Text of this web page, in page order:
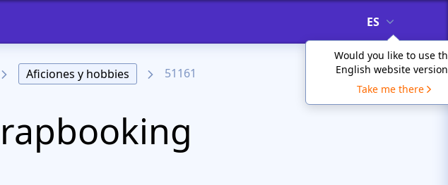
ES
Would you like to use
English website
Take me there
Aficiones y hobbies 51161